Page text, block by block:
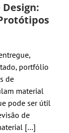
portfólio
de
material
pode ser útil
de
[…]